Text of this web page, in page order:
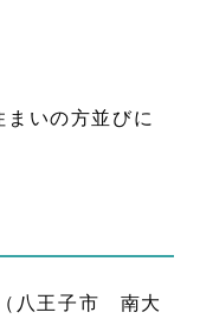
いの方並びに
八王子市 南大